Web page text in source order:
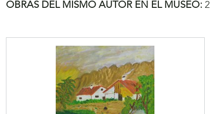
OBRAS DEL MISMO AUTOR EN EL MUSEO: 2